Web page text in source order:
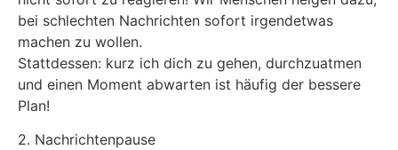
bei schlechten Nachrichten sofort irgendetwas
machen zu wollen.
Stattdessen: kurz ich dich zu gehen, durchzuatmen
und einen Moment abwarten ist häufig der bessere
Plan!
2. Nachrichtenpause